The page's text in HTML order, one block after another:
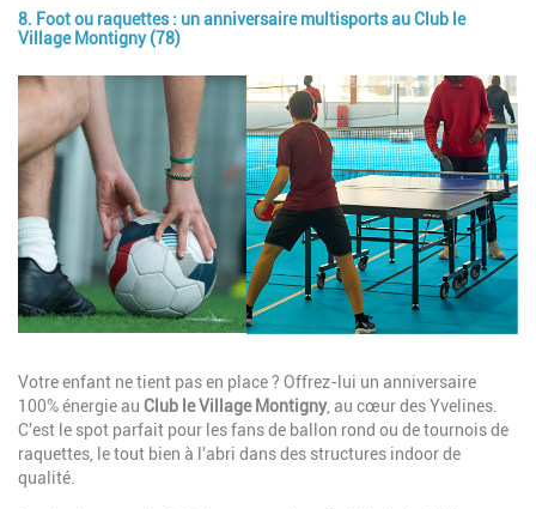
8. Foot ou raquettes : un anniversaire multisports au Club le
Village Montigny (78)
Image
Description
Votre enfant ne tient pas en place ? Offrez-lui un anniversaire
100% énergie au Club le Village Montigny, au cœur des Yvelines.
C'est le spot parfait pour les fans de ballon rond ou de tournois de
raquettes, le tout bien à l'abri dans des structures indoor de
qualité.